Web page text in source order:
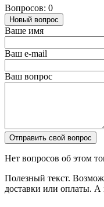
Вопросов: 0
Новый вопрос
Ваше имя
Ваш e-mail
Ваш вопрос
Отправить свой вопрос
Нет вопросов об этом
Полезный текст.
доставки или оплаты. А